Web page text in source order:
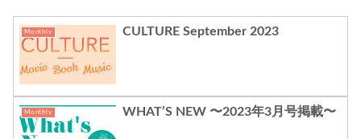
Monthly CULTURE September 2023
Monthly WHAT’S NEW 〜2023年3月号掲載〜